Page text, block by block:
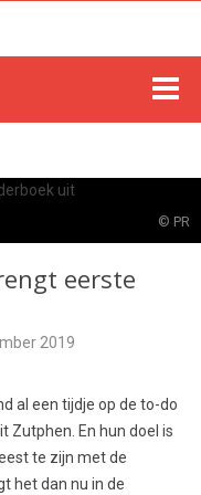
© PR
eerste
2019
al een tijdje op de to-do
Zutphen. En hun doel is
te zijn met de
het dan nu in de